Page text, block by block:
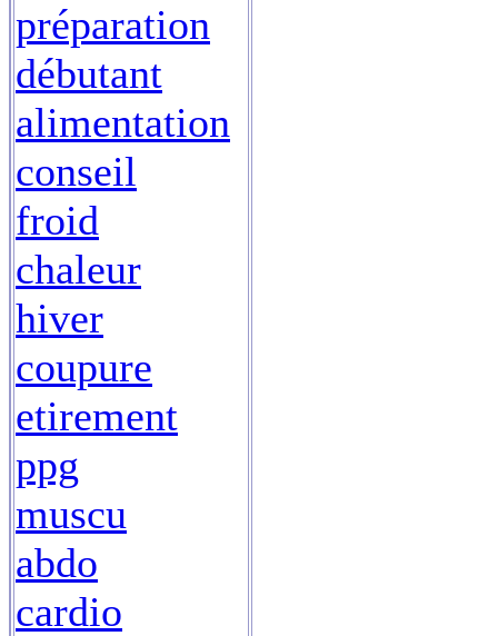
préparation
débutant
alimentation
conseil
froid
chaleur
hiver
coupure
etirement
ppg
muscu
abdo
cardio